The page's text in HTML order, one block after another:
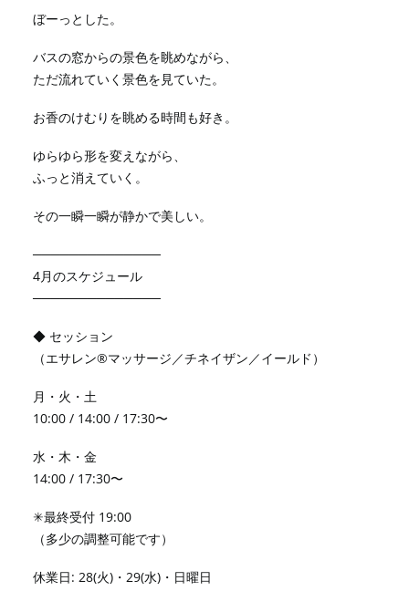
ぼーっとした。
バスの窓からの景色を眺めながら、
ただ流れていく景色を見ていた。
お香のけむりを眺める時間も好き。
ゆらゆら形を変えながら、
ふっと消えていく。
その一瞬一瞬が静かで美しい。
──────────────
4月のスケジュール
──────────────
◆ セッション
（エサレン®︎マッサージ／チネイザン／イールド）
月・火・土
10:00 / 14:00 / 17:30〜
水・木・金
14:00 / 17:30〜
✳︎最終受付 19:00
（多少の調整可能です）
休業日: 28(火)・29(水)・日曜日